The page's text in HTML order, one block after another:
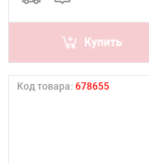
Купить
Код товара: 678655